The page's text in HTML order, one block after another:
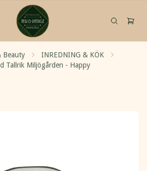
Beauty
INREDNING & KÖK
Tallrik Miljögården - Happy